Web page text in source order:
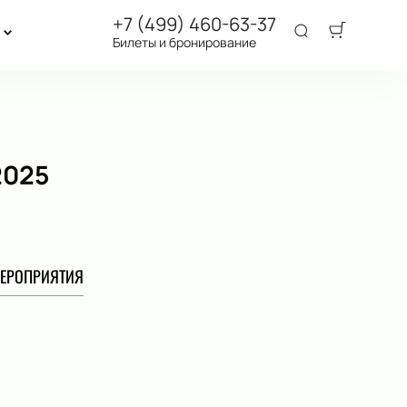
+7 (499) 460-63-37
Билеты и бронирование